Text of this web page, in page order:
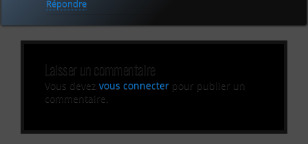
Répondre
Laisser un commentaire
Vous devez vous connecter pour publier un
commentaire.